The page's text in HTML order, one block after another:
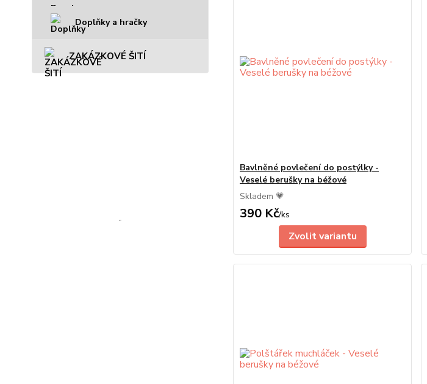
Doplňky a hračky
ZAKÁZKOVÉ ŠITÍ
Bavlněné povlečení do postýlky -
Veselé berušky na béžové
Skladem 💗
390 Kč/ks
Zvolit variantu